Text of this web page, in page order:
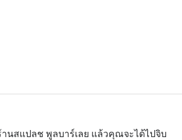
นสแปลช พูลบาร์เลย แล้วคุณจะได้ไปจิบ